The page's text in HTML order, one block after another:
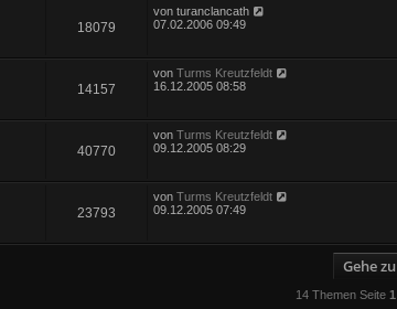
18079
vonturanclancath
07.02.2006 09:49
14157
vonTurms Kreutzfeldt
16.12.2005 08:58
40770
vonTurms Kreutzfeldt
09.12.2005 08:29
23793
vonTurms Kreutzfeldt
09.12.2005 07:49
Gehe zu
14 Themen Seite 1